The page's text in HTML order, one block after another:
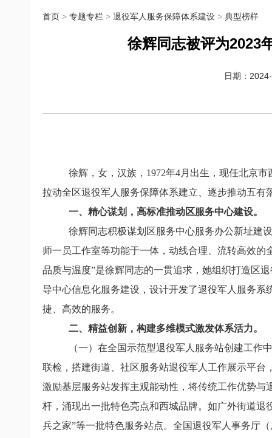
首页 > 专题专栏 > 退役军人服务保障体系建设 > 典型榜样
徐辉同志被评为2023
日期：
徐辉，女，汉族，1972年4月出生，现任北京
拉动全区退役军人服务保障体系建立、逐步推动五
一、 精心谋划，高标准推动区服务中心建设。
徐辉同志积极谋划区服务中心服务办公新址建
师一员工作室等功能于一体，动线合理、流转高效
品质与温度”是徐辉同志的一贯追求，她组织打造区
导中心信息化服务建设，设计开发了退役军人服务
捷、高效的服务。
二、 精益创新，构建多维模式激发体系活力。
（一）在全国示范型退役军人服务站创建工
联检，搭建街道、社区服务站退役军人工作展示平
激励基层服务站发挥主观能动性，将传统工作优势
杆，涌现出一批特色亮点和西城品牌。如广外街道退
兵之家”等一批特色服务站点。全国退役军人事务厅